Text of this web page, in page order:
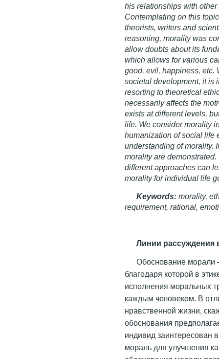
his relationships with
Contemplating on this
theorists, writers and
reasoning, morality was
allow doubts about its
which allows for various
good, evil, happiness, etc.
societal development, it is
resorting to theoretical
necessarily affects the
exists at different levels,
life. We consider morality
humanization of social life
understanding of morality.
morality are
different approaches can
morality for individual life
Keywords: morality,
requirement, rational,
Линии рассуждения
Обоснование морали
благодаря которой в
исполнения моральных
каждым человеком. В
нравственной жизни,
обоснования
индивид заинтересован
мораль для улучшения